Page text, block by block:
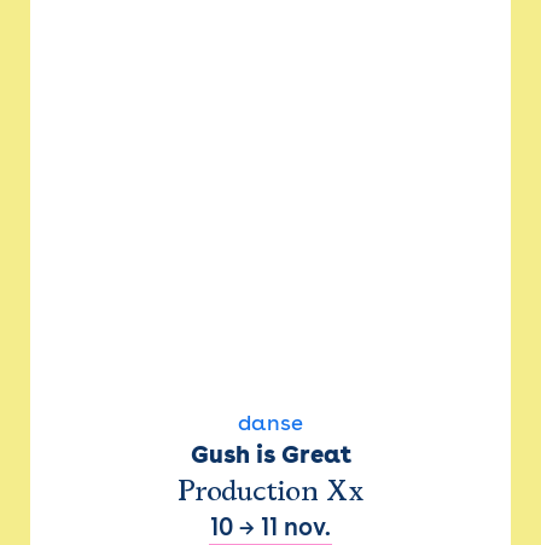
danse
Gush is Great
Production Xx
10 → 11 nov.